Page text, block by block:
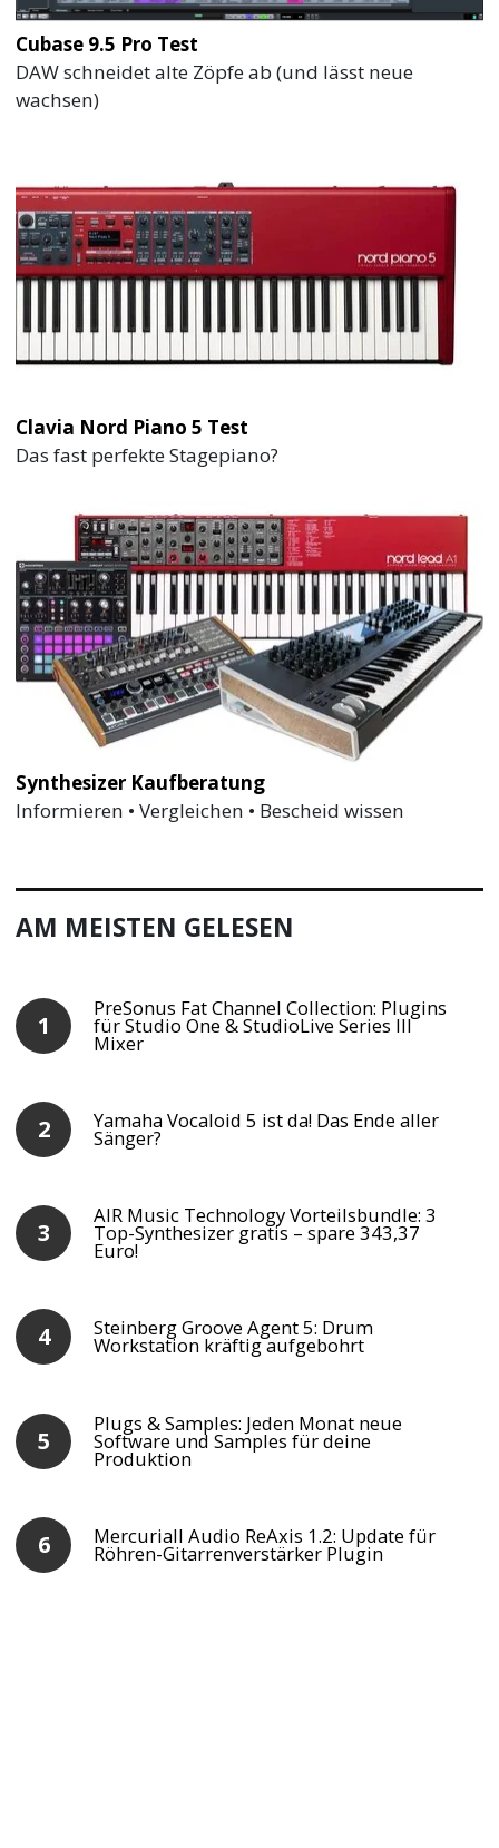
Cubase 9.5 Pro Test
DAW schneidet alte Zöpfe ab (und lässt neue
wachsen)
Clavia Nord Piano 5 Test
Das fast perfekte Stagepiano?
Synthesizer Kaufberatung
Informieren • Vergleichen • Bescheid wissen
AM MEISTEN GELESEN
PreSonus Fat Channel Collection: Plugins
für Studio One & StudioLive Series III
Mixer
Yamaha Vocaloid 5 ist da! Das Ende aller
Sänger?
AIR Music Technology Vorteilsbundle: 3
Top-Synthesizer gratis – spare 343,37
Euro!
Steinberg Groove Agent 5: Drum
Workstation kräftig aufgebohrt
Plugs & Samples: Jeden Monat neue
Software und Samples für deine
Produktion
Mercuriall Audio ReAxis 1.2: Update für
Röhren-Gitarrenverstärker Plugin